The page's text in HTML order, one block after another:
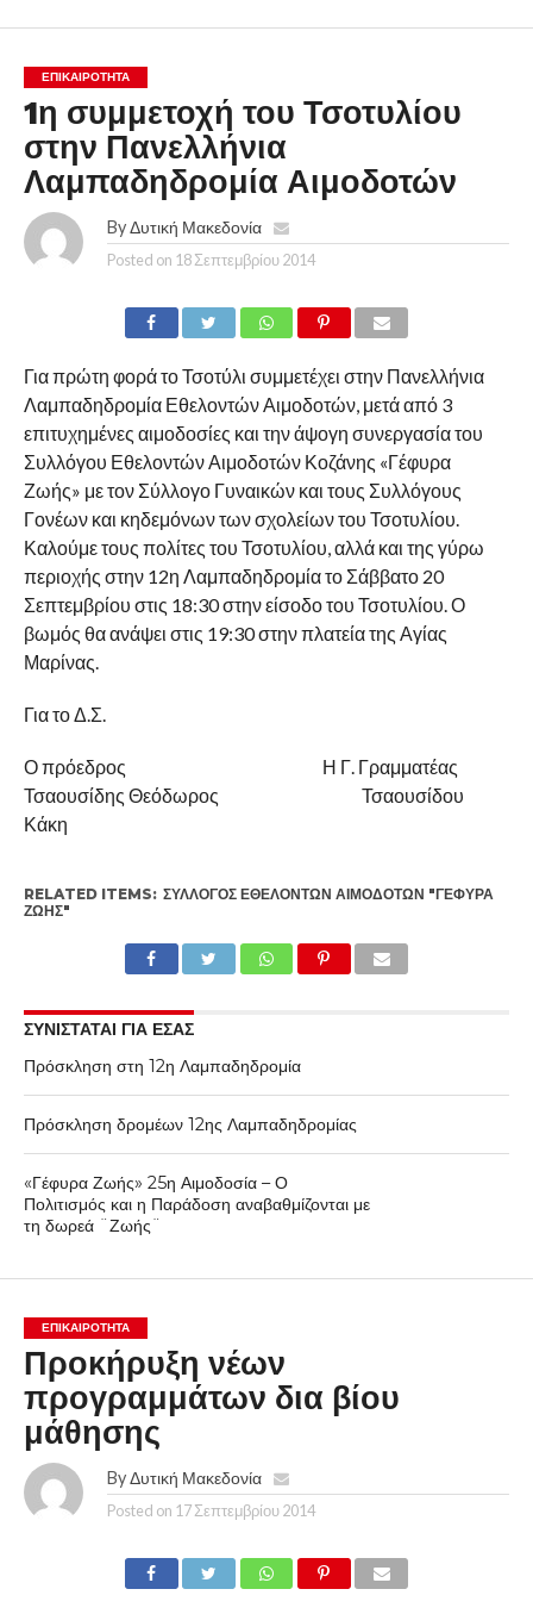
ΕΠΙΚΑΙΡΟΤΗΤΑ
1η συμμετοχή του Τσοτυλίου
στην Πανελλήνια
Λαμπαδηδρομία Αιμοδοτών
By Δυτική Μακεδονία
Posted on 18 Σεπτεμβρίου 2014
Για πρώτη φορά το Τσοτύλι συμμετέχει στην Πανελλήνια
Λαμπαδηδρομία Εθελοντών Αιμοδοτών, μετά από 3
επιτυχημένες αιμοδοσίες και την άψογη συνεργασία του
Συλλόγου Εθελοντών Αιμοδοτών Κοζάνης «Γέφυρα
Ζωής» με τον Σύλλογο Γυναικών και τους Συλλόγους
Γονέων και κηδεμόνων των σχολείων του Τσοτυλίου.
Καλούμε τους πολίτες του Τσοτυλίου, αλλά και της γύρω
περιοχής στην 12η Λαμπαδηδρομία το Σάββατο 20
Σεπτεμβρίου στις 18:30 στην είσοδο του Τσοτυλίου. Ο
βωμός θα ανάψει στις 19:30 στην πλατεία της Αγίας
Μαρίνας.
Για το Δ.Σ.
Ο πρόεδρος Η Γ. Γραμματέας
Τσαουσίδης Θεόδωρος Τσαουσίδου
Κάκη
RELATED ITEMS: ΣΎΛΛΟΓΟΣ ΕΘΕΛΟΝΤΏΝ ΑΙΜΟΔΟΤΏΝ "ΓΈΦΥΡΑ
ΖΩΉΣ"
ΣΥΝΙΣΤΑΤΑΙ ΓΙΑ ΕΣΑΣ
Πρόσκληση στη 12η Λαμπαδηδρομία
Πρόσκληση δρομέων 12ης Λαμπαδηδρομίας
«Γέφυρα Ζωής» 25η Αιμοδοσία – Ο
Πολιτισμός και η Παράδοση αναβαθμίζονται με
τη δωρεά ¨Ζωής¨
ΕΠΙΚΑΙΡΟΤΗΤΑ
Προκήρυξη νέων
προγραμμάτων δια βίου
μάθησης
By Δυτική Μακεδονία
Posted on 17 Σεπτεμβρίου 2014